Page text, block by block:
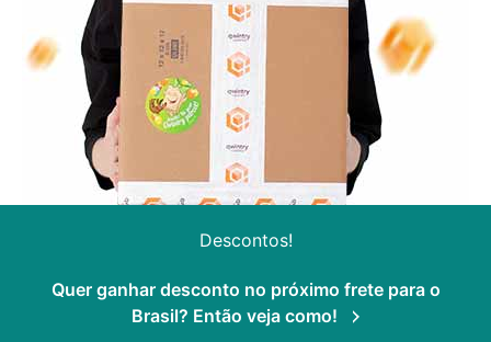
Descontos!
Quer ganhar desconto no próximo frete para o
Brasil? Então veja como!